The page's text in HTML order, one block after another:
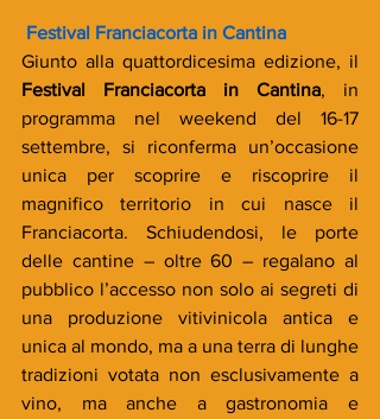
Festival Franciacorta in Cantina
Festival Franciacorta in Cantina, in
programma nel weekend del 16-17
settembre, si riconferma un’occasione
unica per scoprire e riscoprire il
magnifico territorio in cui nasce il
Franciacorta. Schiudendosi, le porte
delle cantine – oltre 60 – regalano al
pubblico l’accesso non solo ai segreti di
una produzione vitivinicola antica e
unica al mondo, ma a una terra di lunghe
tradizioni votata non esclusivamente a
vino, ma anche a gastronomia e